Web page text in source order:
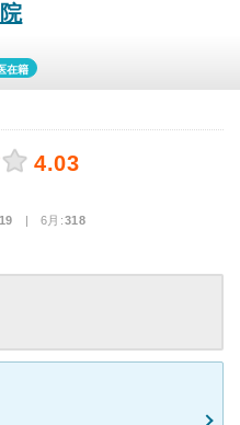
在籍
4.03
| 6月:318